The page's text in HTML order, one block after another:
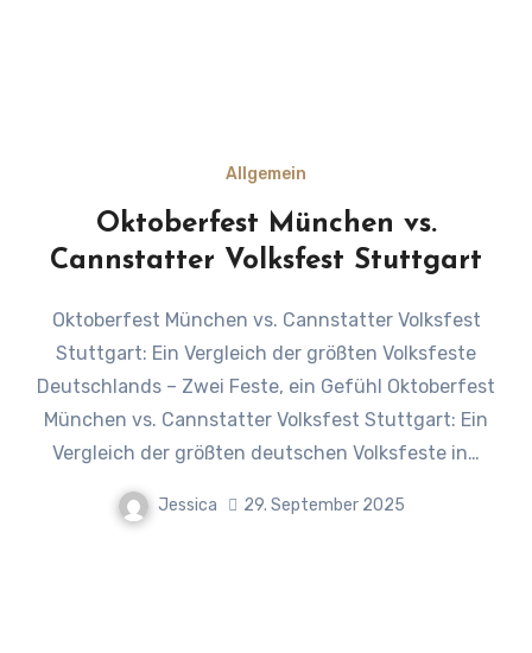
Allgemein
Oktoberfest München vs.
Cannstatter Volksfest Stuttgart
Oktoberfest München vs. Cannstatter Volksfest
Stuttgart: Ein Vergleich der größten Volksfeste
Deutschlands – Zwei Feste, ein Gefühl Oktoberfest
München vs. Cannstatter Volksfest Stuttgart: Ein
Vergleich der größten deutschen Volksfeste in…
Jessica 29. September 2025